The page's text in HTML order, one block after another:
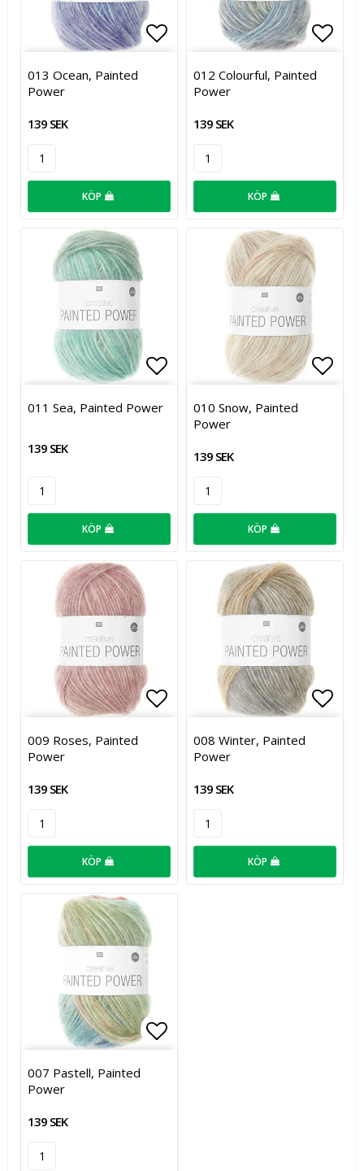
Lägg till i favoritlistan
013 Ocean, Painted
Power
139 SEK
KÖP
012 Colourful, Painted
Power
139 SEK
KÖP
Lägg till i favoritlistan
011 Sea, Painted Power
139 SEK
KÖP
010 Snow, Painted
Power
139 SEK
KÖP
Lägg till i favoritlistan
009 Roses, Painted
Power
139 SEK
KÖP
008 Winter, Painted
Power
139 SEK
KÖP
007 Pastell, Painted
Power
139 SEK